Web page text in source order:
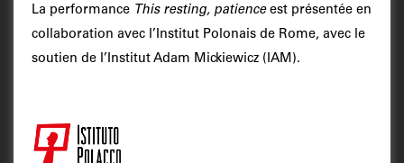
La performance This resting, patienceest présentée en
collaboration avec l’Institut Polonais de Rome, avec le
soutien de l’Institut Adam Mickiewicz (IAM).